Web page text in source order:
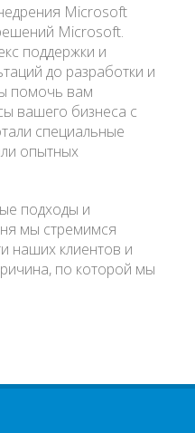
Microsoft
Microsoft.
поддержки и
до разработки и
помочь вам
вашего бизнеса с
специальные
опытных
подходы и
мы стремимся
наших клиентов и
по которой мы